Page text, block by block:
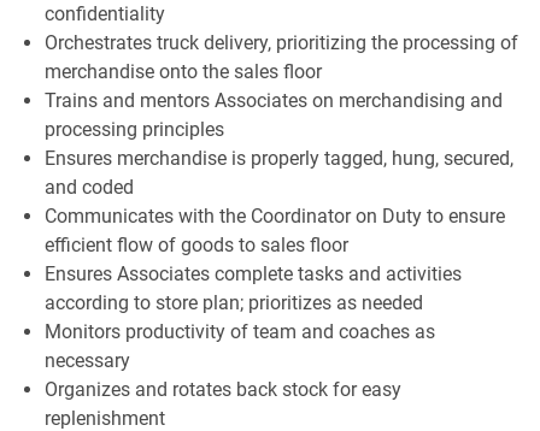
confidentiality
Orchestrates truck delivery, prioritizing the processing of
merchandise onto the sales floor
Trains and mentors Associates on merchandising and
processing principles
Ensures merchandise is properly tagged, hung, secured,
and coded
Communicates with the Coordinator on Duty to ensure
efficient flow of goods to sales floor
Ensures Associates complete tasks and activities
according to store plan; prioritizes as needed
Monitors productivity of team and coaches as
necessary
Organizes and rotates back stock for easy
replenishment